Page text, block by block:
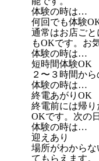
体験の時は…
何回でも体験
通常はお店ご
もOKです。お
体験の時は…
短時間体験OK
２〜３時間か
体験の時は…
終電あがりOK
終電前には帰り
OKです。次の
体験の時は…
迎えあり
場所がわから
てもらえます。